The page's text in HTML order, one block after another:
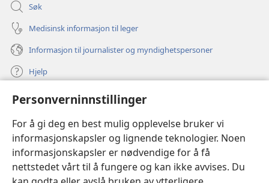
Personverninnstillinger
For å gi deg en best mulig opplevelse bruker vi
informasjonskapsler og lignende teknologier. Noen
informasjonskapsler er nødvendige for å få
nettstedet vårt til å fungere og kan ikke avvises. Du
Søk
Medisinsk informasjon til leger
Informasjon til journalister og myndighetspersoner
Hjelp
Bidrag
(åpner
nytt
vindu)Watchtower ONLINE LIBRARY™
(åpner
nytt
vindu) JW Hub ®
(åpner
nytt